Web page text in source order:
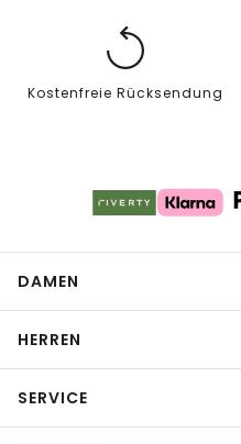
Kostenfreie Rücksendung
DAMEN
HERREN
SERVICE